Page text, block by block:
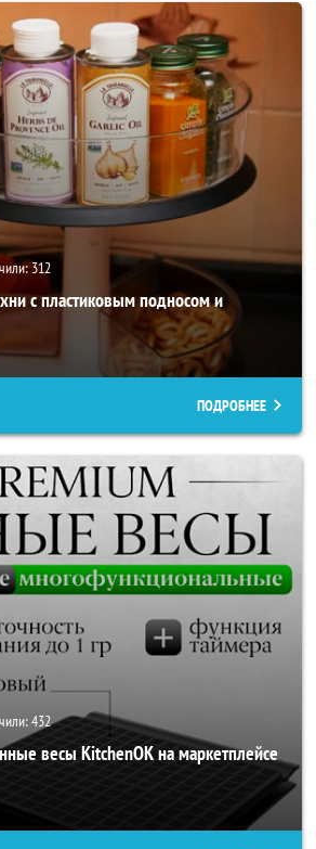
312
с пластиковым подносом и
ПОДРОБНЕЕ
432
весы KitchenOK на маркетплейсе